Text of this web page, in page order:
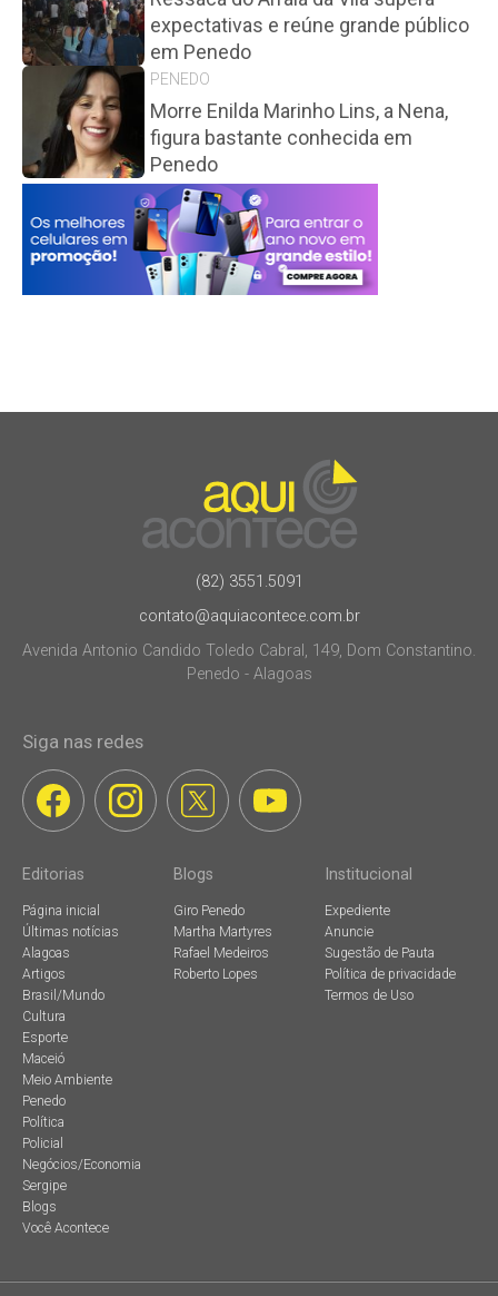
expectativas e reúne grande público
em Penedo
PENEDO
Morre Enilda Marinho Lins, a Nena,
figura bastante conhecida em
Penedo
(82) 3551.5091
contato@aquiacontece.com.br
Avenida Antonio Candido Toledo Cabral, 149, Dom Constantino.
Penedo - Alagoas
Siga nas redes
Editorias
Página inicial
Últimas notícias
Alagoas
Artigos
Brasil/Mundo
Cultura
Esporte
Maceió
Meio Ambiente
Penedo
Política
Policial
Negócios/Economia
Sergipe
Blogs
Você Acontece
Blogs
Giro Penedo
Martha Martyres
Rafael Medeiros
Roberto Lopes
Institucional
Expediente
Anuncie
Sugestão de Pauta
Política de privacidade
Termos de Uso